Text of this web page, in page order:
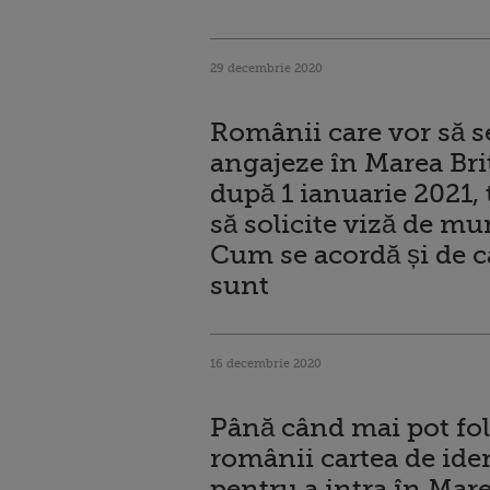
29 decembrie 2020
Românii care vor să
angajeze în Marea
după 1 ianuarie
să solicite viză de
Cum se acordă și de
sunt
16 decembrie 2020
Până când mai pot
românii cartea de